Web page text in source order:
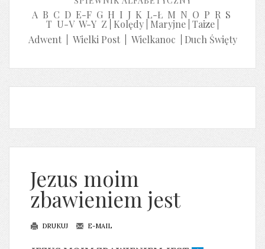
A B C D E-F G H I J K L-Ł M N O P R S
T U-V W-Y Z Kolędy Maryjne Taize
Adwent| Wielki Post| Wielkanoc Duch Święty
Jezus moim
zbawieniem jest
DRUKUJ E-MAIL